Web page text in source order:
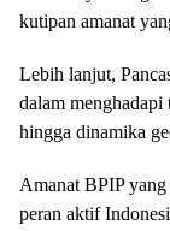
kutipan amanat
Lebih lanjut,
dalam
hingga dinamika
Amanat BPIP
peran aktif